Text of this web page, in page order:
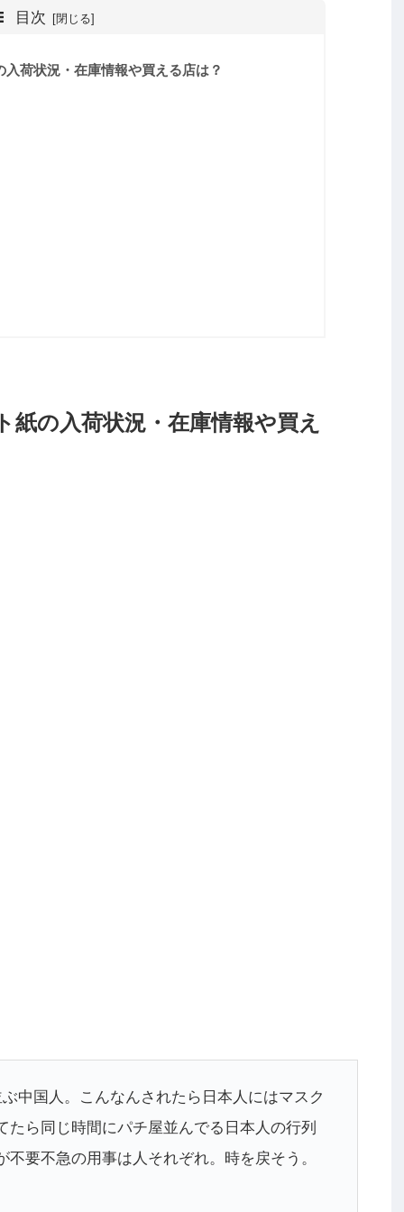
目次
荷状況・在庫情報や買える店は？
の入荷状況・在庫情報や買え
中国人。こんなんされたら日本人にはマスク
ら同じ時間にパチ屋並んでる日本人の行列
要不急の用事は人それぞれ。時を戻そう。